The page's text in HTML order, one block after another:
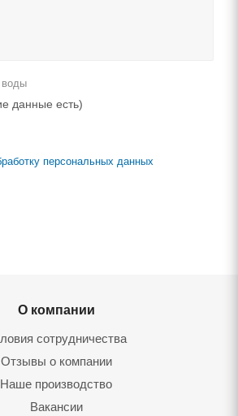
воды
данные есть)
персональных данных
О компании
сотрудничества
Отзывы о компании
Наше производство
Вакансии